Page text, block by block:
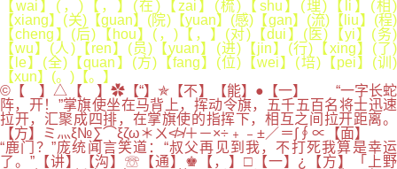
【wai】(，)【，】(在)【zai】(梳)【shu】(理)【li】(相)
【xiang】(关)【guan】(院)【yuan】(感)【gan】(流)【liu】(程)
【cheng】(后)【hou】(，)【，】(对)【dui】(医)【yi】(务)
【wu】(人)【ren】(员)【yuan】(进)【jin】(行)【xing】(了)
【le】(全)【quan】(方)【fang】(位)【wei】(培)【pei】(训)
【xun】(。)【。】
©【 】△【 】✿【“】✯【不】【能】●【一】 “一字长蛇
阵，开！”掌旗使坐在马背上，挥动令旗，五千五百名将士迅速
拉开，汇聚成四排，在掌旗使的指挥下，相互之间拉开距离。
【方】ミ灬ξ№∑⌒ξζω＊ㄨ≮≯＋－×÷﹢﹣±／＝∫∮∝【面】
“鹿门？”庞统闻言笑道：“叔父再见到我，不打死我算是幸运
了。”【讲】【沟】☏【通】♚【，】□【一】¿【方】「上野